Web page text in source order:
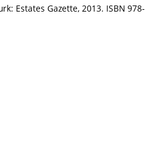
Estates Gazette, 2013. ISBN 978-